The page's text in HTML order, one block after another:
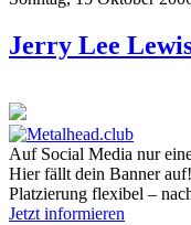
Jerry Lee
Auf Social Media nur
Hier fällt dein Banner auf!
Platzierung flexibel –
Jetzt informieren